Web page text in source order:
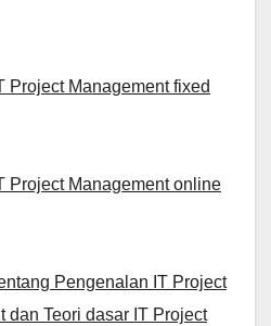
Project Management fixed
Project Management online
Pengenalan IT Project
dan Teori dasar IT Project